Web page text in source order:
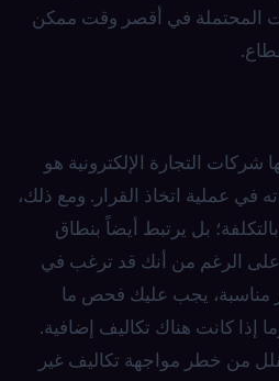
المحتملة في أقصر وقت ممكن
شركات التجارة الإلكترونية هو
عملية اتخاذ القرار. ومع ذلك،
بل يرتبط أيضاً بنطاق
الرغم من أنك قد ترغب في
مناسبة، يجب عليك فحص ما
إذا كانت هناك تكاليف إضافية.
من خطر مواجهة تكاليف غير